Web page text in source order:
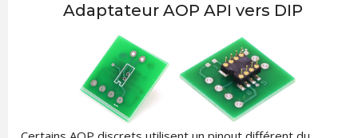
Adaptateur AOP API vers DIP